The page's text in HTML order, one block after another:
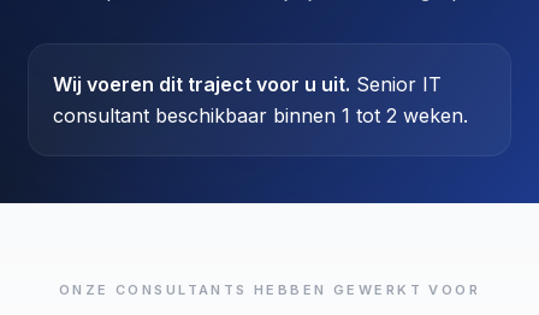
Wij voeren dit traject voor u uit. Senior IT
consultant beschikbaar binnen 1 tot 2 weken.
ONZE CONSULTANTS HEBBEN GEWERKT VOOR